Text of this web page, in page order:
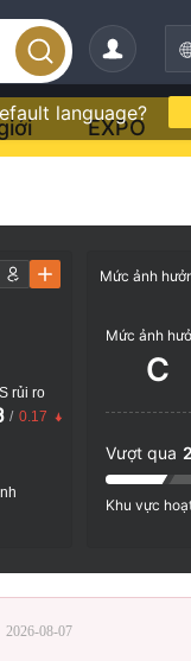
language?
EXPO
rủi ro
/ 0.17
Mức ảnh
Mức ảnh
C
Vượt qua
Khu vực
2026-08-07